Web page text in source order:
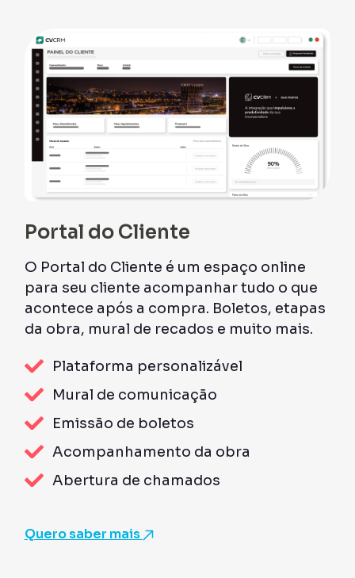
Portal do Cliente
O Portal do Cliente é um espaço online
para seu cliente acompanhar tudo o que
acontece após a compra. Boletos, etapas
da obra, mural de recados e muito mais.
Plataforma personalizável
Mural de comunicação
Emissão de boletos
Acompanhamento da obra
Abertura de chamados
Quero saber mais